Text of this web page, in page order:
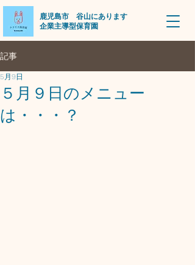
​鹿児島市 谷山にあります
企業主導型保育園
記事
５月９日のメニュー
は・・・？
5月9日